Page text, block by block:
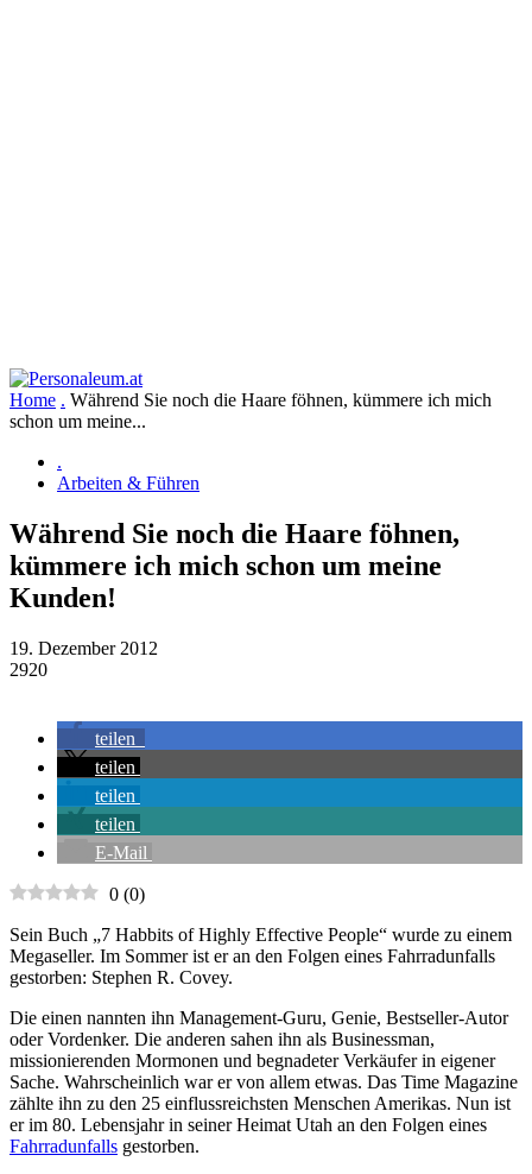
Home . Während Sie noch die Haare föhnen, kümmere ich mich
schon um meine...
.
Arbeiten & Führen
Während Sie noch die Haare föhnen,
kümmere ich mich schon um meine
Kunden!
19. Dezember 2012
2920
teilen
teilen
teilen
teilen
E-Mail
0 (0)
Sein Buch „7 Habbits of Highly Effective People“ wurde zu einem
Megaseller. Im Sommer ist er an den Folgen eines Fahrradunfalls
gestorben: Stephen R. Covey.
Die einen nannten ihn Management-Guru, Genie, Bestseller-Autor
oder Vordenker. Die anderen sahen ihn als Businessman,
missionierenden Mormonen und begnadeter Verkäufer in eigener
Sache. Wahrscheinlich war er von allem etwas. Das Time Magazine
zählte ihn zu den 25 einflussreichsten Menschen Amerikas. Nun ist
er im 80. Lebensjahr in seiner Heimat Utah an den Folgen eines
Fahrradunfalls gestorben.